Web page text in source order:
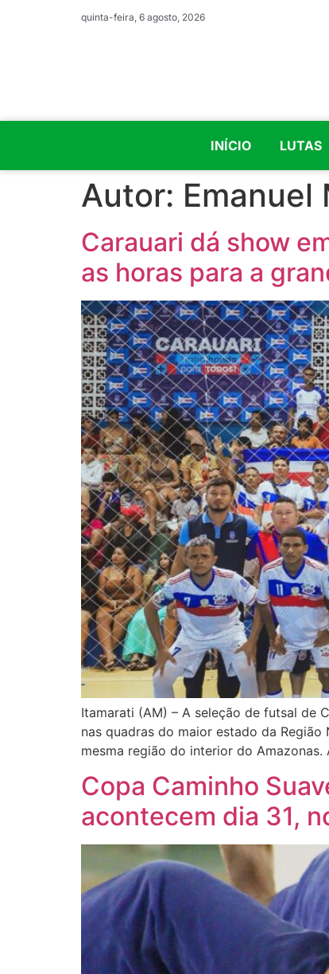
quinta-feira, 6 agosto, 2026
INÍCIO LUTAS
Autor: Emanuel
Carauari dá show
as horas para a
Itamarati (AM) – A seleção de futsal de
nas quadras do maior estado da
mesma região do interior do
Copa Caminho
acontecem dia 31,